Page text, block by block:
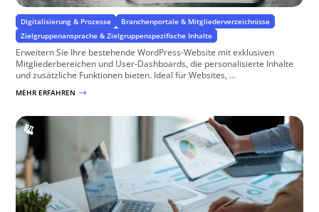
Digitalisierung & Prozesse
Branchenportale & Mitgliederverzeichnisse
Zielgruppenansprache & Zielgruppenspezifische Inhalte
Erweitern Sie Ihre bestehende WordPress-Website mit exklusiven
Mitgliederbereichen und User-Dashboards, die personalisierte Inhalte
und zusätzliche Funktionen bieten. Ideal für Websites, ...
MEHR ERFAHREN $